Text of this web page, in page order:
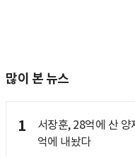
많이 본 뉴스
1
서장훈, 28억에 산
억에 내놨다